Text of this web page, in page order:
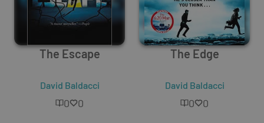
The Escape
David Baldacci
0 0
The Edge
David Baldacci
0 0